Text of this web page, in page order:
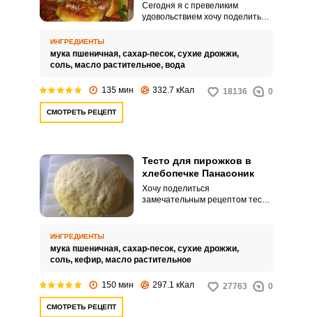
Сегодня я с превеликим
удовольствием хочу поделиться
воде с живыми дрожжами.
Многие любят домашнюю
ИНГРЕДИЕНТЫ
мука пшеничная, сахар-песок, сухие дрожжи,
соль, масло растительное, вода
135 мин 332.7 кКал 18136 0
СМОТРЕТЬ РЕЦЕПТ
Тесто для пирожков в
хлебопечке Панасоник
Хочу поделиться
замечательным рецептом теста,
и пушистой.
ИНГРЕДИЕНТЫ
мука пшеничная, сахар-песок, сухие дрожжи,
соль, кефир, масло растительное
150 мин 297.1 кКал 27763 0
СМОТРЕТЬ РЕЦЕПТ